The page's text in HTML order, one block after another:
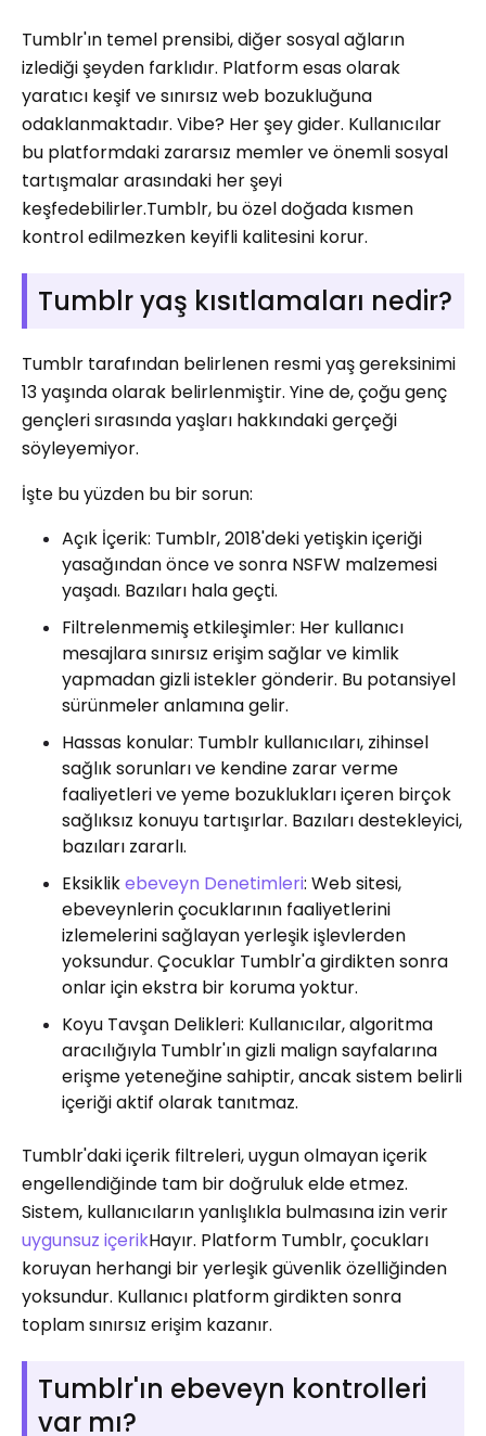
Tumblr'ın temel prensibi, diğer sosyal ağların
izlediği şeyden farklıdır. Platform esas olarak
yaratıcı keşif ve sınırsız web bozukluğuna
odaklanmaktadır. Vibe? Her şey gider. Kullanıcılar
bu platformdaki zararsız memler ve önemli sosyal
tartışmalar arasındaki her şeyi
keşfedebilirler.Tumblr, bu özel doğada kısmen
kontrol edilmezken keyifli kalitesini korur.
Tumblr yaş kısıtlamaları nedir?
Tumblr tarafından belirlenen resmi yaş gereksinimi
13 yaşında olarak belirlenmiştir. Yine de, çoğu genç
gençleri sırasında yaşları hakkındaki gerçeği
söyleyemiyor.
İşte bu yüzden bu bir sorun:
Açık İçerik: Tumblr, 2018'deki yetişkin içeriği
yasağından önce ve sonra NSFW malzemesi
yaşadı. Bazıları hala geçti.
Filtrelenmemiş etkileşimler: Her kullanıcı
mesajlara sınırsız erişim sağlar ve kimlik
yapmadan gizli istekler gönderir. Bu potansiyel
sürünmeler anlamına gelir.
Hassas konular: Tumblr kullanıcıları, zihinsel
sağlık sorunları ve kendine zarar verme
faaliyetleri ve yeme bozuklukları içeren birçok
sağlıksız konuyu tartışırlar. Bazıları destekleyici,
bazıları zararlı.
Eksiklikebeveyn Denetimleri: Web sitesi,
ebeveynlerin çocuklarının faaliyetlerini
izlemelerini sağlayan yerleşik işlevlerden
yoksundur. Çocuklar Tumblr'a girdikten sonra
onlar için ekstra bir koruma yoktur.
Koyu Tavşan Delikleri: Kullanıcılar, algoritma
aracılığıyla Tumblr'ın gizli malign sayfalarına
erişme yeteneğine sahiptir, ancak sistem belirli
içeriği aktif olarak tanıtmaz.
Tumblr'daki içerik filtreleri, uygun olmayan içerik
engellendiğinde tam bir doğruluk elde etmez.
Sistem, kullanıcıların yanlışlıkla bulmasına izin verir
uygunsuz içerikHayır. Platform Tumblr, çocukları
koruyan herhangi bir yerleşik güvenlik özelliğinden
yoksundur. Kullanıcı platform girdikten sonra
toplam sınırsız erişim kazanır.
Tumblr'ın ebeveyn kontrolleri
var mı?